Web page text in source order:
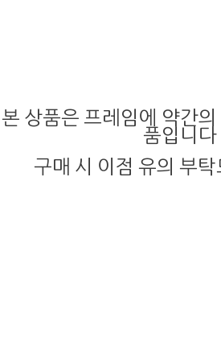
본 상품은 프레임에 약간
품입니다
구매 시 이점 유의 부